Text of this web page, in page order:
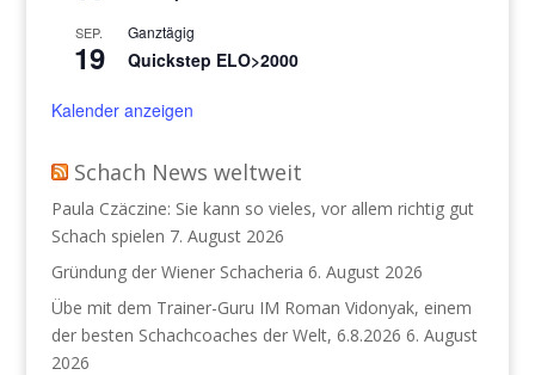
SEP.
19
Ganztägig
Quickstep ELO>2000
Kalender anzeigen
Schach News weltweit
Paula Czäczine: Sie kann so vieles, vor allem richtig gut
Schach spielen 7. August 2026
Gründung der Wiener Schacheria 6. August 2026
Übe mit dem Trainer-Guru IM Roman Vidonyak, einem
der besten Schachcoaches der Welt, 6.8.2026 6. August
2026